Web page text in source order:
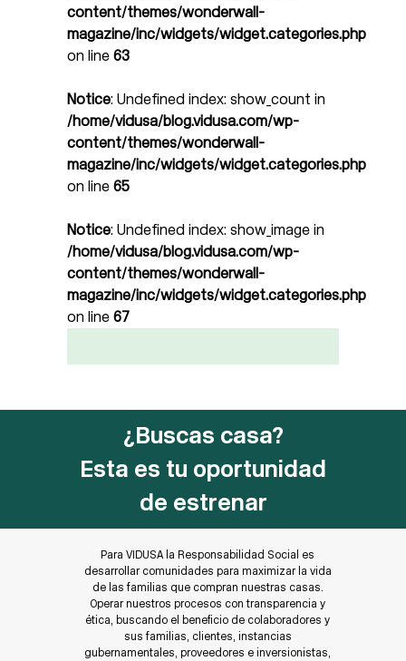
content/themes/wonderwall-
magazine/inc/widgets/widget.categories.php
on line 63
Notice: Undefined index: show_count in
/home/vidusa/blog.vidusa.com/wp-
content/themes/wonderwall-
magazine/inc/widgets/widget.categories.php
on line 65
Notice: Undefined index: show_image in
/home/vidusa/blog.vidusa.com/wp-
content/themes/wonderwall-
magazine/inc/widgets/widget.categories.php
on line 67
¿Buscas casa?
Esta es tu oportunidad
de estrenar
Para VIDUSA la Responsabilidad Social es
desarrollar comunidades para maximizar la vida
de las familias que compran nuestras casas.
Operar nuestros procesos con transparencia y
ética, buscando el beneficio de colaboradores y
sus familias, clientes, instancias
gubernamentales, proveedores e inversionistas,